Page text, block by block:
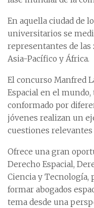
En aquella ciudad de
universitarios se
representantes de las
Asia-Pacífico y África.
El concurso Manfred
Espacial en el
conformado por
jóvenes realizan un
cuestiones
Ofrece una gran
Derecho Espacial,
Ciencia y Tecnología,
formar abogados
tema desde una